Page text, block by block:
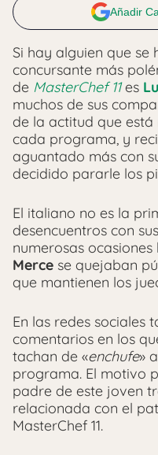
Añadir
Si hay alguien que se
concursante más
de MasterChef 11es
muchos de sus
de la actitud que
cada programa, y
aguantado más con
decidido pararle los
El italiano no es la
desencuentros con
numerosas
Merce se quejaban
que mantienen los
En las redes sociales
comentarios en los
tachan de «enchufe»
programa. El motivo
padre de este joven
relacionada con el
MasterChef 11.